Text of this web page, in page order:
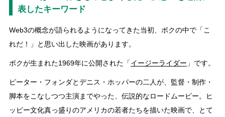
表したキーワード
Web3の概念が語られるようになってきた当初、ボクの中で「こ
れだ！」と思い出した映画があります。
ボクが生まれた1969年に公開された「イージーライダー 」です。
ピーター・フォンダとデニス・ホッパーの二人が、監督・制作・
脚本をこなしつつ主演までやった、伝説的なロードムービー。ヒ
ッピー文化真っ盛りのアメリカの若者たちを描いた映画で、とて